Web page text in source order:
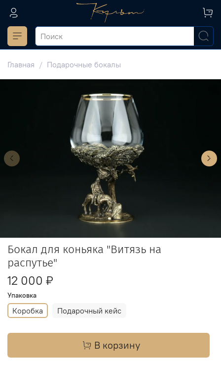
Главная Подарочные бокалы
Бокал для коньяка "Витязь на
распутье"
12 000 ₽
Упаковка
Коробка Подарочный кейс
В корзину